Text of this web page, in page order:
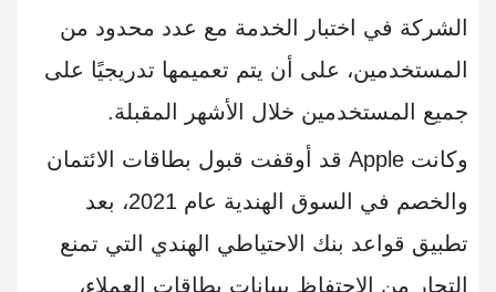
الشركة في اختبار الخدمة مع عدد محدود من
المستخدمين، على أن يتم تعميمها تدريجيًا على
جميع المستخدمين خلال الأشهر المقبلة.
وكانت Apple قد أوقفت قبول بطاقات الائتمان
والخصم في السوق الهندية عام 2021، بعد
تطبيق قواعد بنك الاحتياطي الهندي التي تمنع
التجار من الاحتفاظ ببيانات بطاقات العملاء،